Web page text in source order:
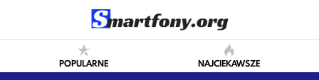
POPULARNE NAJCIEKAWSZE